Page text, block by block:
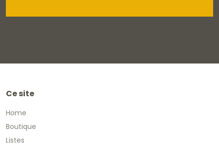
Ce site
Home
Boutique
Listes